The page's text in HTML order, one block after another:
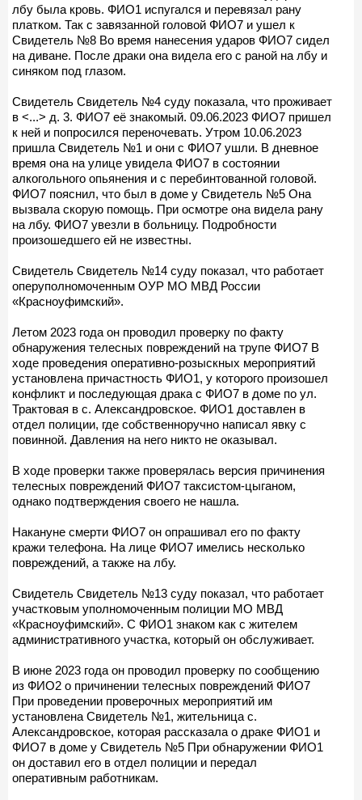
лбу была кровь. ФИО1 испугался и перевязал рану
платком. Так с завязанной головой ФИО7 и ушел к
Свидетель №8 Во время нанесения ударов ФИО7 сидел
на диване. После драки она видела его с раной на лбу и
синяком под глазом.
Свидетель Свидетель №4 суду показала, что проживает
в <...> д. 3. ФИО7 её знакомый. 09.06.2023 ФИО7 пришел
к ней и попросился переночевать. Утром 10.06.2023
пришла Свидетель №1 и они с ФИО7 ушли. В дневное
время она на улице увидела ФИО7 в состоянии
алкогольного опьянения и с перебинтованной головой.
ФИО7 пояснил, что был в доме у Свидетель №5 Она
вызвала скорую помощь. При осмотре она видела рану
на лбу. ФИО7 увезли в больницу. Подробности
произошедшего ей не известны.
Свидетель Свидетель №14 суду показал, что работает
оперуполномоченным ОУР МО МВД России
«Красноуфимский».
Летом 2023 года он проводил проверку по факту
обнаружения телесных повреждений на трупе ФИО7 В
ходе проведения оперативно-розыскных мероприятий
установлена причастность ФИО1, у которого произошел
конфликт и последующая драка с ФИО7 в доме по ул.
Трактовая в с. Александровское. ФИО1 доставлен в
отдел полиции, где собственноручно написал явку с
повинной. Давления на него никто не оказывал.
В ходе проверки также проверялась версия причинения
телесных повреждений ФИО7 таксистом-цыганом,
однако подтверждения своего не нашла.
Накануне смерти ФИО7 он опрашивал его по факту
кражи телефона. На лице ФИО7 имелись несколько
повреждений, а также на лбу.
Свидетель Свидетель №13 суду показал, что работает
участковым уполномоченным полиции МО МВД
«Красноуфимский». С ФИО1 знаком как с жителем
административного участка, который он обслуживает.
В июне 2023 года он проводил проверку по сообщению
из ФИО2 о причинении телесных повреждений ФИО7
При проведении проверочных мероприятий им
установлена Свидетель №1, жительница с.
Александровское, которая рассказала о драке ФИО1 и
ФИО7 в доме у Свидетель №5 При обнаружении ФИО1
он доставил его в отдел полиции и передал
оперативным работникам.